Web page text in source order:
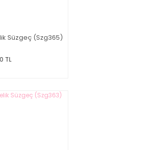
Süzgeç (Szg365)
TL